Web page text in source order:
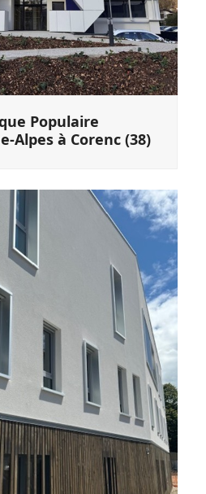
Populaire
Alpes à Corenc (38)